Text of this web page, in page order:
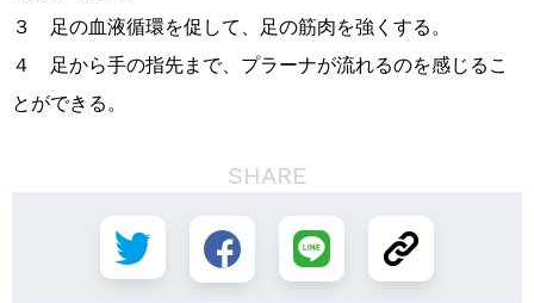
３ 足の血液循環を促して、足の筋肉を強くする。
４ 足から手の指先まで、プラーナが流れるのを感じるこ
とができる。
SHARE